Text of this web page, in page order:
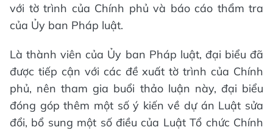
với tờ trình của Chính phủ và báo cáo thẩm tra
của Ủy ban Pháp luật.
Là thành viên của Ủy ban Pháp luật, đại biểu đã
được tiếp cận với các đề xuất tờ trình của Chính
phủ, nên tham gia buổi thảo luận này, đại biểu
đóng góp thêm một số ý kiến về dự án Luật sửa
đổi, bổ sung một số điều của Luật Tổ chức Chính